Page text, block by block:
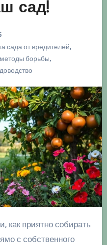
сад!
сада от вредителей,
борьбы,
с собственного